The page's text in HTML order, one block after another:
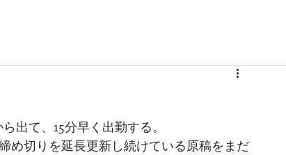
出て、15分早く出勤する。
め切りを延長更新し続けている原稿をまだ